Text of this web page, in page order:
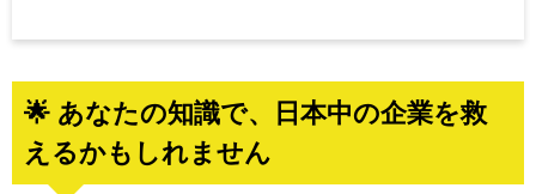
🌟 あなたの知識で、日本中の企業を救
えるかもしれません